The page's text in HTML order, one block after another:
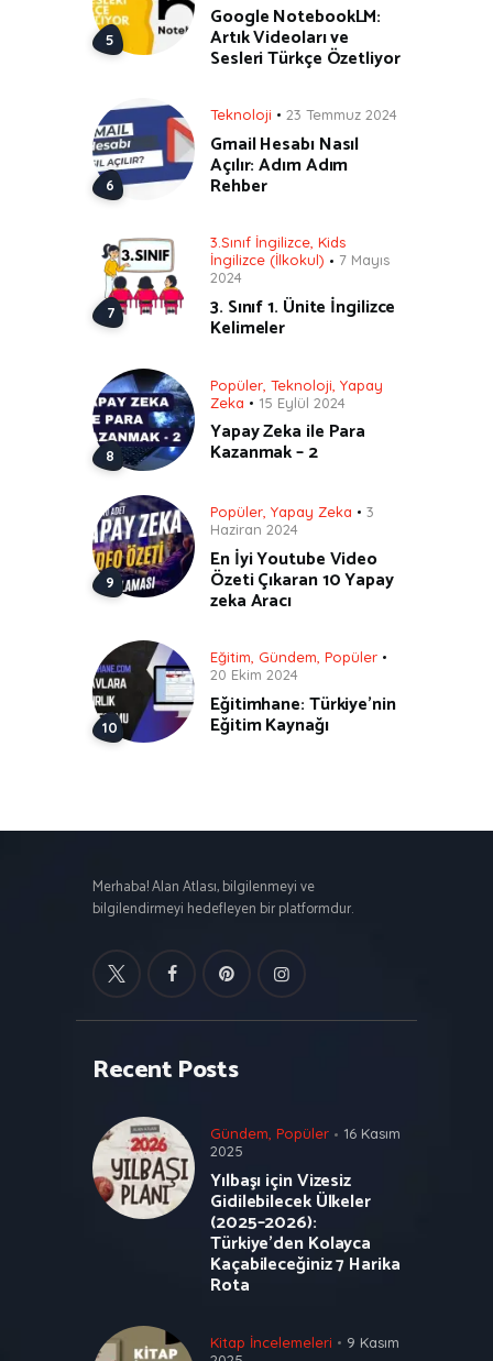
Google NotebookLM:
Artık Videoları ve
Sesleri Türkçe Özetliyor
Teknoloji 23 Temmuz 2024
Gmail Hesabı Nasıl
Açılır: Adım Adım
Rehber
3.Sınıf İngilizce, Kids
İngilizce (İlkokul)
7 Mayıs
2024
3. Sınıf 1. Ünite İngilizce
Kelimeler
Popüler Teknoloji Yapay
Zeka
15 Eylül 2024
Yapay Zeka ile Para
Kazanmak – 2
Popüler Yapay Zeka
3
Haziran 2024
En İyi Youtube Video
Özeti Çıkaran 10 Yapay
zeka Aracı
Eğitim Gündem Popüler
20 Ekim 2024
Eğitimhane: Türkiye’nin
Eğitim Kaynağı
Merhaba! Alan Atlası, bilgilenmeyi ve
bilgilendirmeyi hedefleyen bir platformdur.
Recent Posts
Gündem, Popüler
16 Kasım
2025
Yılbaşı için Vizesiz
Gidilebilecek Ülkeler
(2025–2026):
Türkiye’den Kolayca
Kaçabileceğiniz 7 Harika
Rota
Kitap İncelemeleri
9 Kasım